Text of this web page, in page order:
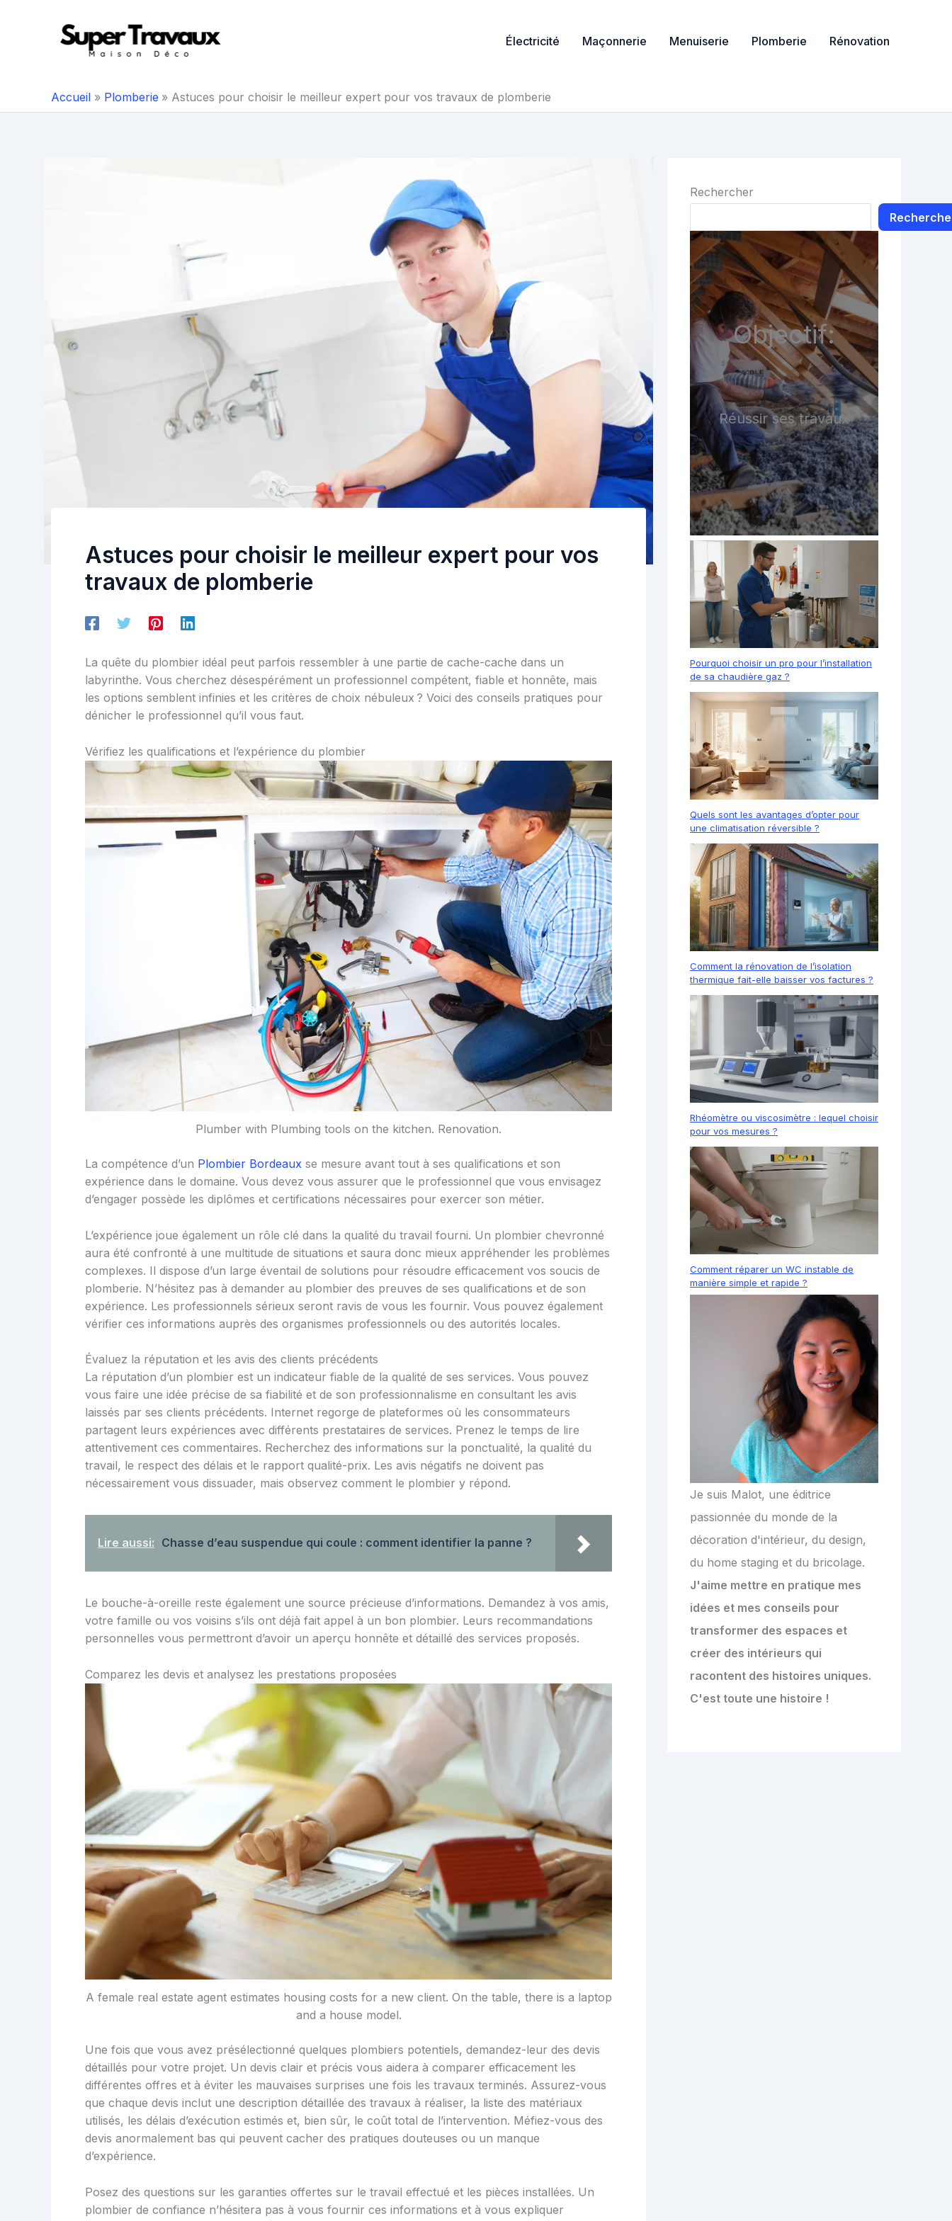
Électricité Maçonnerie Menuiserie Plomberie Rénovation
Accueil Plomberie Astuces pour choisir le meilleur expert pour vos travaux de plomberie
Astuces pour choisir le meilleur expert pour vos
travaux de plomberie
La quête du plombier idéal peut parfois ressembler à une partie de cache-cache dans un
labyrinthe. Vous cherchez désespérément un professionnel compétent, fiable et honnête, mais
les options semblent infinies et les critères de choix nébuleux ? Voici des conseils pratiques pour
dénicher le professionnel qu’il vous faut.
Vérifiez les qualifications et l’expérience du plombier
Plumber with Plumbing tools on the kitchen. Renovation.
La compétence d’un Plombier Bordeaux se mesure avant tout à ses qualifications et son
expérience dans le domaine. Vous devez vous assurer que le professionnel que vous envisagez
d’engager possède les diplômes et certifications nécessaires pour exercer son métier.
L’expérience joue également un rôle clé dans la qualité du travail fourni. Un plombier chevronné
aura été confronté à une multitude de situations et saura donc mieux appréhender les problèmes
complexes. Il dispose d’un large éventail de solutions pour résoudre efficacement vos soucis de
plomberie. N’hésitez pas à demander au plombier des preuves de ses qualifications et de son
expérience. Les professionnels sérieux seront ravis de vous les fournir. Vous pouvez également
vérifier ces informations auprès des organismes professionnels ou des autorités locales.
Évaluez la réputation et les avis des clients précédents
La réputation d’un plombier est un indicateur fiable de la qualité de ses services. Vous pouvez
vous faire une idée précise de sa fiabilité et de son professionnalisme en consultant les avis
laissés par ses clients précédents. Internet regorge de plateformes où les consommateurs
partagent leurs expériences avec différents prestataires de services. Prenez le temps de lire
attentivement ces commentaires. Recherchez des informations sur la ponctualité, la qualité du
travail, le respect des délais et le rapport qualité-prix. Les avis négatifs ne doivent pas
nécessairement vous dissuader, mais observez comment le plombier y répond.
Lire aussi: Chasse d’eau suspendue qui coule : comment identifier la panne ?
Le bouche-à-oreille reste également une source précieuse d’informations. Demandez à vos amis,
votre famille ou vos voisins s’ils ont déjà fait appel à un bon plombier. Leurs recommandations
personnelles vous permettront d’avoir un aperçu honnête et détaillé des services proposés.
Comparez les devis et analysez les prestations proposées
A female real estate agent estimates housing costs for a new client. On the table, there is a laptop
and a house model.
Une fois que vous avez présélectionné quelques plombiers potentiels, demandez-leur des devis
détaillés pour votre projet. Un devis clair et précis vous aidera à comparer efficacement les
différentes offres et à éviter les mauvaises surprises une fois les travaux terminés. Assurez-vous
que chaque devis inclut une description détaillée des travaux à réaliser, la liste des matériaux
utilisés, les délais d’exécution estimés et, bien sûr, le coût total de l’intervention. Méfiez-vous des
devis anormalement bas qui peuvent cacher des pratiques douteuses ou un manque
d’expérience.
Posez des questions sur les garanties offertes sur le travail effectué et les pièces installées. Un
plombier de confiance n’hésitera pas à vous fournir ces informations et à vous expliquer
Rechercher
Objectif:
Réussir ses travaux
Pourquoi choisir un pro pour l’installation
de sa chaudière gaz ?
Quels sont les avantages d’opter pour
une climatisation réversible ?
Comment la rénovation de l’isolation
thermique fait-elle baisser vos factures ?
Rhéomètre ou viscosimètre : lequel choisir
pour vos mesures ?
Comment réparer un WC instable de
manière simple et rapide ?
Je suis Malot, une éditrice
passionnée du monde de la
décoration d'intérieur, du design,
du home staging et du bricolage.
J'aime mettre en pratique mes
idées et mes conseils pour
transformer des espaces et
créer des intérieurs qui
racontent des histoires uniques.
C'est toute une histoire !